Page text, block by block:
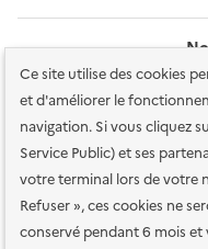
Ce site utilise des cookies
et d'améliorer le
navigation. Si vous cliquez
Service Public) et ses
votre terminal lors de votre
Refuser », ces cookies ne
conservé pendant 6 mois
Plan du site Accessibilité :
services en ligne Mentions